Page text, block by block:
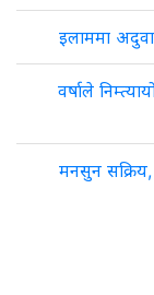
इलाममा
वर्षाले
मनसुन सक्रिय,